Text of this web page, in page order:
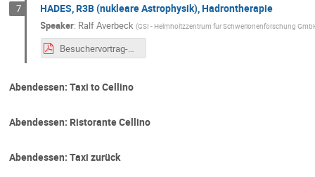
7 HADES, R3B (nukleare Astrophysik), Hadrontherapie
Speaker: Ralf Averbeck (GSI - Helmholtzzentrum fur Schwerionenforschung
Besuchervortrag-GSI.pdf
Abendessen: Taxi to Cellino
Abendessen: Ristorante Cellino
Abendessen: Taxi zurück